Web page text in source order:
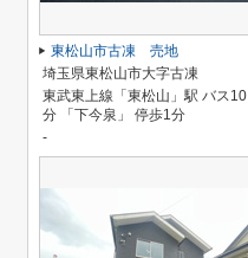
東松山市古凍 売地
埼玉県東松山市大字古凍
東武東上線「東松山」駅 バス10
分 「下今泉」 停歩1分
-